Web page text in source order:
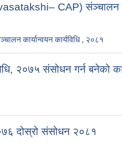
CAP) संञ्चालन
कार्यान्वयन कार्यविधि , २०८१
२०७५ संसोधन गर्न बनेको
दोस्रो संसोधन २०८१